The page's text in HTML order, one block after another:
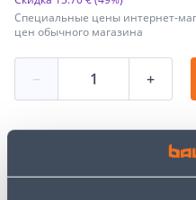
Специальные цены интернет-
цен обычного магазина
− +
Посмотреть наличие